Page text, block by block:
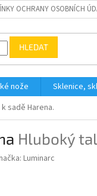
OCHRANY OSOBNÍCH
HLEDAT
nože Sklenice,
sadě Harena.
Hluboký
Luminarc